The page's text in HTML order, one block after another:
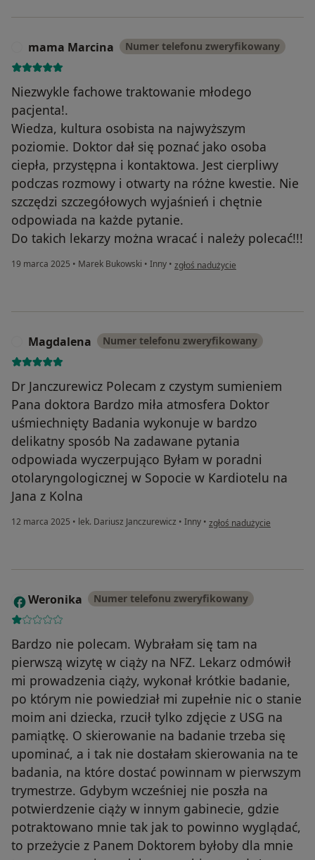
mama Marcina Numer telefonu zweryfikowany
Niezwykle fachowe traktowanie młodego
pacjenta!.
Wiedza, kultura osobista na najwyższym
poziomie. Doktor dał się poznać jako osoba
ciepła, przystępna i kontaktowa. Jest cierpliwy
podczas rozmowy i otwarty na różne kwestie. Nie
szczędzi szczegółowych wyjaśnień i chętnie
odpowiada na każde pytanie.
Do takich lekarzy można wracać i należy polecać!!!
19 marca 2025 • Marek Bukowski • Inny • w opinii użytkownika mama Marcina
zgłoś nadużycie
Magdalena Numer telefonu zweryfikowany
Dr Janczurewicz Polecam z czystym sumieniem
Pana doktora Bardzo miła atmosfera Doktor
uśmiechnięty Badania wykonuje w bardzo
delikatny sposób Na zadawane pytania
odpowiada wyczerpująco Byłam w poradni
otolaryngologicznej w Sopocie w Kardiotelu na
Jana z Kolna
12 marca 2025 • lek. Dariusz Janczurewicz • Inny • w opinii użytkownika
zgłoś nadużycie
W Weronika Numer telefonu zweryfikowany
Bardzo nie polecam. Wybrałam się tam na
pierwszą wizytę w ciąży na NFZ. Lekarz odmówił
mi prowadzenia ciąży, wykonał krótkie badanie,
po którym nie powiedział mi zupełnie nic o stanie
moim ani dziecka, rzucił tylko zdjęcie z USG na
pamiątkę. O skierowanie na badanie trzeba się
upominać, a i tak nie dostałam skierowania na te
badania, na które dostać powinnam w pierwszym
trymestrze. Gdybym wcześniej nie poszła na
potwierdzenie ciąży w innym gabinecie, gdzie
potraktowano mnie tak jak to powinno wyglądać,
to przeżycie z Panem Doktorem byłoby dla mnie